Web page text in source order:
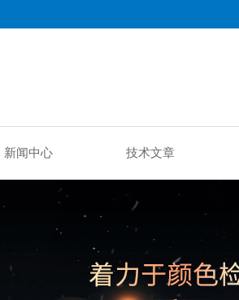
新闻中心 技术文章